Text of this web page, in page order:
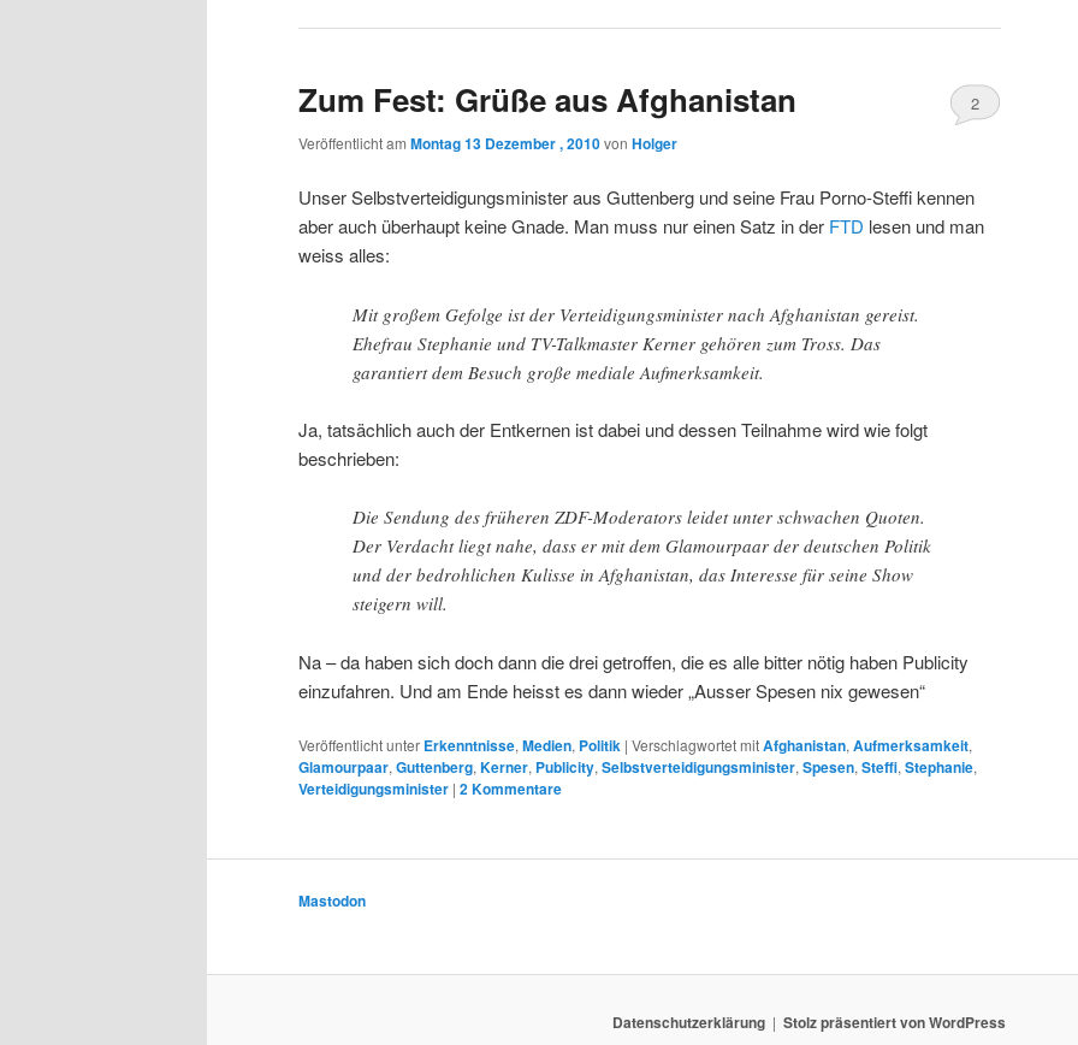
Zum Fest: Grüße aus Afghanistan
Veröffentlicht am Montag 13 Dezember , 2010von Holger
2
Unser Selbstverteidigungsminister aus Guttenberg und seine Frau Porno-Steffi kennen
aber auch überhaupt keine Gnade. Man muss nur einen Satz in der FTD lesen und man
weiss alles:
Mit großem Gefolge ist der Verteidigungsminister nach Afghanistan gereist.
Ehefrau Stephanie und TV-Talkmaster Kerner gehören zum Tross. Das
garantiert dem Besuch große mediale Aufmerksamkeit.
Ja, tatsächlich auch der Entkernen ist dabei und dessen Teilnahme wird wie folgt
beschrieben:
Die Sendung des früheren ZDF-Moderators leidet unter schwachen Quoten.
Der Verdacht liegt nahe, dass er mit dem Glamourpaar der deutschen Politik
und der bedrohlichen Kulisse in Afghanistan, das Interesse für seine Show
steigern will.
Na – da haben sich doch dann die drei getroffen, die es alle bitter nötig haben Publicity
einzufahren. Und am Ende heisst es dann wieder „Ausser Spesen nix gewesen“
Veröffentlicht unter Erkenntnisse, Medien, Politik | Verschlagwortet mitAfghanistan, Aufmerksamkeit,
Glamourpaar, Guttenberg, Kerner, Publicity, Selbstverteidigungsminister, Spesen, Steffi, Stephanie,
Verteidigungsminister | 2Kommentare
Mastodon
Datenschutzerklärung Stolz präsentiert von WordPress